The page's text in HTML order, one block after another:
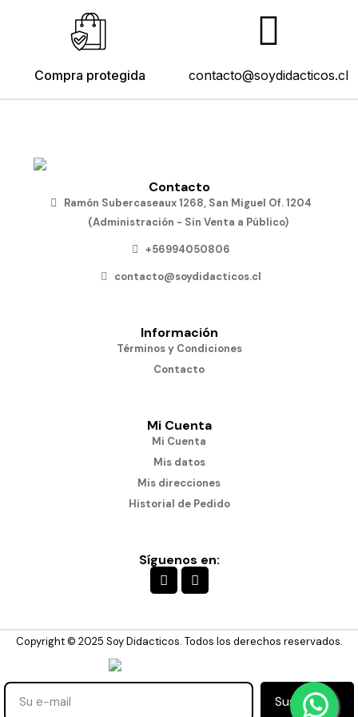
Compra protegida contacto@soydidacticos.cl
Contacto
Ramón Subercaseaux 1268, San Miguel Of. 1204
(Administración - Sin Venta a Público)
+56994050806
contacto@soydidacticos.cl
Información
Términos y Condiciones
Contacto
Mi Cuenta
Mi Cuenta
Mis datos
Mis direcciones
Historial de Pedido
Síguenos en:
Copyright © 2025 Soy Didacticos. Todos los derechos reservados.
Suscribirse